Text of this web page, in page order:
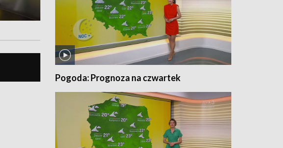
Pogoda: Prognoza na czwartek